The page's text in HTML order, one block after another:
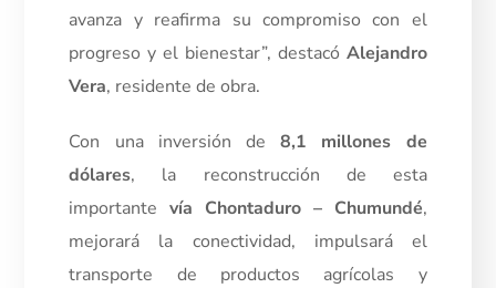
avanza y reafirma su compromiso con el
progreso y el bienestar”, destacó Alejandro
Vera, residente de obra.
Con una inversión de8,1 millones de
dólares, la reconstrucción de esta
importantevía Chontaduro – Chumundé,
mejorará la conectividad, impulsará el
transporte de productos agrícolas y